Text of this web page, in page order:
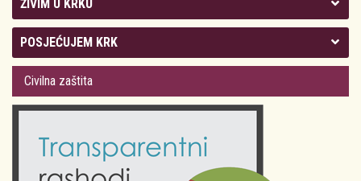
ŽIVIM U KRKU
Kolegij gradonačelnika
Gradsko vijeće
Odluke Grada Krka (Službene novine PGŽ)
POSJEĆUJEM KRK
Plan Grada Krka
Krk 360° VR panorama
Krk uživo
Fotogalerije
Civilna zaštita